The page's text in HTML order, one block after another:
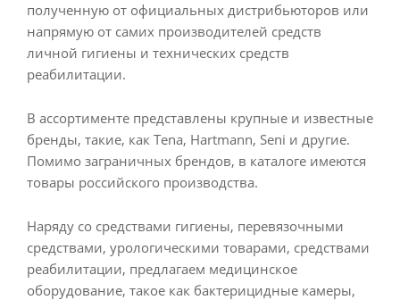
полученную от официальных дистрибьюторов или
напрямую от самих производителей средств
личной гигиены и технических средств
реабилитации.
В ассортименте представлены крупные и известные
бренды, такие, как Tena, Hartmann, Seni и другие.
Помимо заграничных брендов, в каталоге имеются
товары российского производства.
Наряду со средствами гигиены, перевязочными
средствами, урологическими товарами, средствами
реабилитации, предлагаем медицинское
оборудование, такое как бактерицидные камеры,